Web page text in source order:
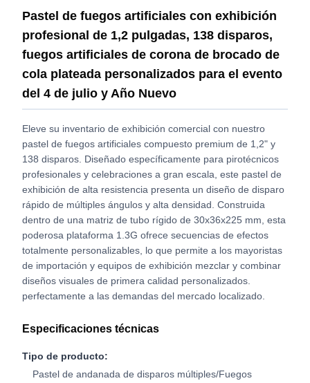
Pastel de fuegos artificiales con exhibición
profesional de 1,2 pulgadas, 138 disparos,
fuegos artificiales de corona de brocado de
cola plateada personalizados para el evento
del 4 de julio y Año Nuevo
Eleve su inventario de exhibición comercial con nuestro
pastel de fuegos artificiales compuesto premium de 1,2" y
138 disparos. Diseñado específicamente para pirotécnicos
profesionales y celebraciones a gran escala, este pastel de
exhibición de alta resistencia presenta un diseño de disparo
rápido de múltiples ángulos y alta densidad. Construida
dentro de una matriz de tubo rígido de 30x36x225 mm, esta
poderosa plataforma 1.3G ofrece secuencias de efectos
totalmente personalizables, lo que permite a los mayoristas
de importación y equipos de exhibición mezclar y combinar
diseños visuales de primera calidad personalizados.
perfectamente a las demandas del mercado localizado.
Especificaciones técnicas
Tipo de producto:
Pastel de andanada de disparos múltiples/Fuegos